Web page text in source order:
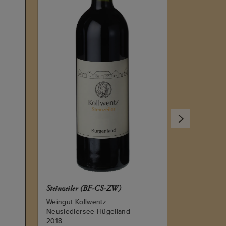
Steinzeiler (BF-CS-ZW)
Weingut Kollwentz
Neusiedlersee-Hügelland
2018